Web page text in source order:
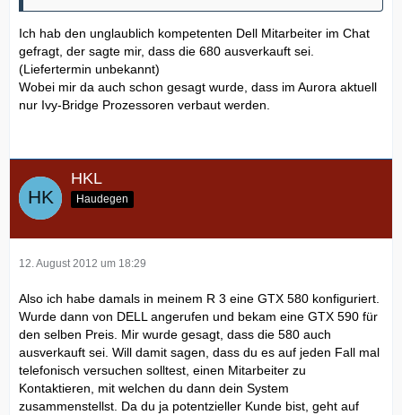
Ich hab den unglaublich kompetenten Dell Mitarbeiter im Chat
gefragt, der sagte mir, dass die 680 ausverkauft sei.
(Liefertermin unbekannt)
Wobei mir da auch schon gesagt wurde, dass im Aurora aktuell
nur Ivy-Bridge Prozessoren verbaut werden.
HKL
Haudegen
12. August 2012 um 18:29
Also ich habe damals in meinem R 3 eine GTX 580 konfiguriert.
Wurde dann von DELL angerufen und bekam eine GTX 590 für
den selben Preis. Mir wurde gesagt, dass die 580 auch
ausverkauft sei. Will damit sagen, dass du es auf jeden Fall mal
telefonisch versuchen solltest, einen Mitarbeiter zu
Kontaktieren, mit welchen du dann dein System
zusammenstellst. Da du ja potentzieller Kunde bist, geht auf